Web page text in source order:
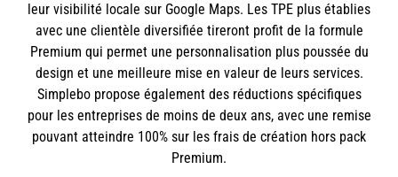
leur visibilité locale sur Google Maps. Les TPE plus établies
avec une clientèle diversifiée tireront profit de la formule
Premium qui permet une personnalisation plus poussée du
design et une meilleure mise en valeur de leurs services.
Simplebo propose également des réductions spécifiques
pour les entreprises de moins de deux ans, avec une remise
pouvant atteindre 100% sur les frais de création hors pack
Premium.